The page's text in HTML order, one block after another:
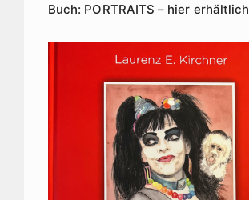
Buch: PORTRAITS – hier erhältlich